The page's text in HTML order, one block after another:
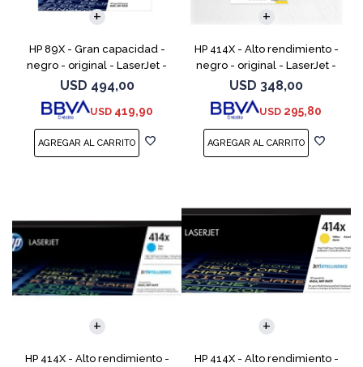
HP 89X - Gran capacidad -
negro - original - LaserJet -
cartucho de tóner (CF289X)
USD 494,00
USD 419,90
HP 414X - Alto rendimiento -
negro - original - LaserJet -
cartucho de tóner (W2020X) -
para Color LaserJet
Enterprise M455, MFP
USD 348,00
USD 295,80
HP 414X - Alto rendimiento -
HP 414X - Alto rendimiento -